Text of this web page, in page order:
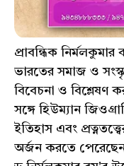
প্রাবন্ধিক নির্মলকুমার
ভারতের সমাজ ও
বিবেচনা ও বিশ্লেষণ
সঙ্গে হিউম্যান
ইতিহাস এবং
অর্জন করতে